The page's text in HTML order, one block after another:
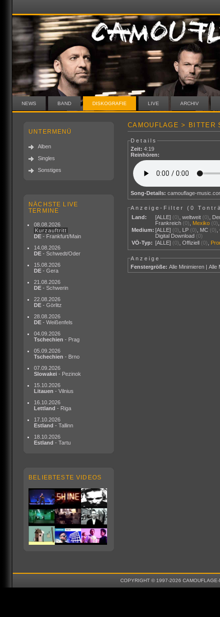
NEWS BAND DISKOGRAFIE LIVE ARCHIV
UNTERMENÜ
Alben
Singles
Sonstiges
NÄCHSTE LIVE
TERMINE
08.08.2026
Kurzauftritt
DE - Frankfurt/Main
14.08.2026
DE - Schwedt/Oder
15.08.2026
DE - Gera
21.08.2026
DE - Schwerin
22.08.2026
DE - Görlitz
28.08.2026
DE - Weißenfels
04.09.2026
Tschechien - Prag
05.09.2026
Tschechien - Brno
07.09.2026
Slowakei - Pezinok
15.10.2026
Litauen - Vilnius
16.10.2026
Lettland - Riga
17.10.2026
Estland - Tallinn
18.10.2026
Estland - Tartu
BELIEBTESTE VIDEOS
CAMOUFLAGE > BITTER
Details
Zeit: 4:19
Reinhören:
Song-Details: camouflage-
Anzeige-Filter (0
Land:
[ALLE] (0) ,weltweit (0)
Frankreich (0) Mexiko (0)
Medium: [ALLE] (0) LP (0) MC (0) ,
Digital Download (0)
VÖ-Typ: [ALLE] (0) ,Offiziell (0)
Anzeige
Fenstergröße: Alle Minimieren |Alle
COPYRIGHT © 1997-2026 CAMOUFLAGE-